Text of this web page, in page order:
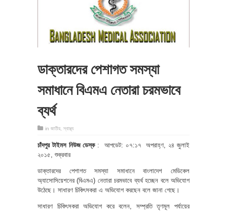
ডাক্তারদের পেশাগত সমস্যা
সমাধানে বিএমএ নেতারা চরমভাবে
ব্যর্থ
in জাতীয় স্বাস্থ্য
চাঁদপুর টাইমস নিউজ ডেস্ক: আপডেট: ০৭:১৭ অপরাহ্ণ, ২৪ জুলাই
২০১৫, শুক্রবার
ডাক্তারদের পেশাগত সমস্যা সমাধানে বাংলাদেশ মেডিকেল
অ্যাসোসিয়েশনের (বিএমএ) নেতারা চরমভাবে ব্যর্থ হচ্ছেন বলে অভিযোগ
উঠেছে। সাধারণ চিকিৎসকরা এ অভিযোগ করছেন বলে জানা গেছে।
সাধারণ চিকিৎসকরা অভিযোগ করে বলেন, সম্প্রতি তৃণমূল পর্যায়ের